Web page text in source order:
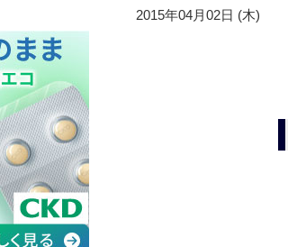
2015年04月02日 (木)